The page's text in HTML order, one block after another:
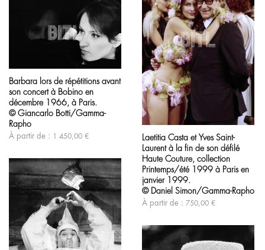
Ce
a
plusieurs
variations.
Les
options
peuvent
être
choisies
la
page
Laetitia Casta et Yves Saint-
Laurent à la fin de son défilé
Haute Couture, collection
Printemps/été 1999 à Paris en
janvier 1999.
© Daniel Simon/Gamma-Rapho
À partir de : 750,00 €
a
plusieurs
variations.
Les
options
peuvent
être
sur
page
du
Barbara lors de répétitions avant
son concert à Bobino en
décembre 1966, à Paris.
© Giancarlo Botti/Gamma-
Rapho
À partir de : 1 450,00 €